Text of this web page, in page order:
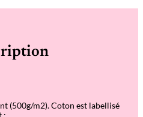
(500g/m2). Coton est labellisé